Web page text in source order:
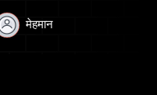
मेहमान
मेहमान